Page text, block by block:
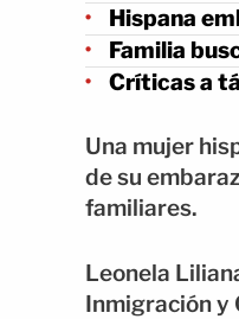
Hispana
Familia
Críticas a
Una mujer
de su
familiares.
Leonela
Inmigración y